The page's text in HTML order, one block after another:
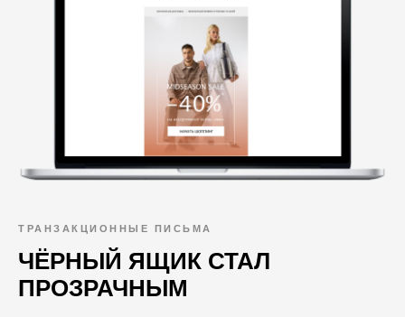
ТРАНЗАКЦИОННЫЕ ПИСЬМА
ЧЁРНЫЙ ЯЩИК СТАЛ
ПРОЗРАЧНЫМ